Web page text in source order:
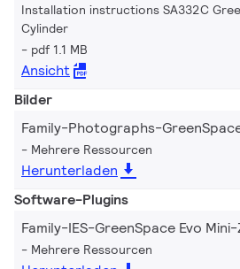
Installation instructions SA332C
Cylinder
pdf 1.1 MB
Ansicht
Bilder
Family-Photographs-
Mehrere Ressourcen
Herunterladen
Software-Plugins
Family-IES-GreenSpace Evo
Mehrere Ressourcen